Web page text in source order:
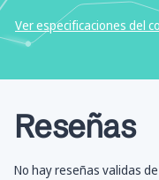
Ver especificaciones del
Reseñas
No hay reseñas validas